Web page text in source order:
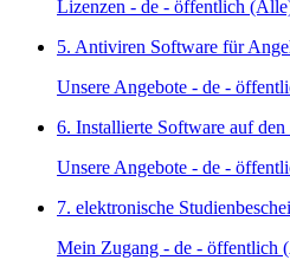
Lizenzen - de - öffentlich
5. Antiviren Software für
Unsere Angebote - de -
6. Installierte Software auf
Unsere Angebote - de -
7. elektronische
Mein Zugang - de - öffentlich